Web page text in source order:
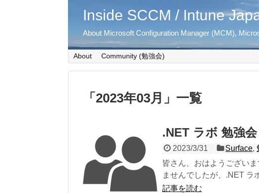
Inside SCCM / Intune
About Microsoft Configuration Manager (MCM),
About Community (勉強会)
「 2023年03月 」 一覧
.NET ラボ 勉強
2023/3/31 Surface,
皆さん、おはようござい
ませんでしたが、.NET ラ
記事を読む